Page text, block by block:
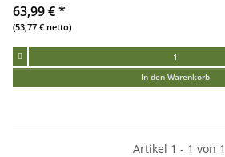
63,99 €*
(53,77 € netto)
In den Warenkorb
Artikel 1 - 1 von 1